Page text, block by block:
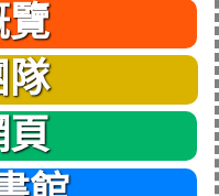
覽
隊
頁